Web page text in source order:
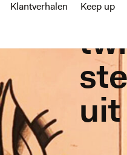
Klantverhalen Keep up
uit